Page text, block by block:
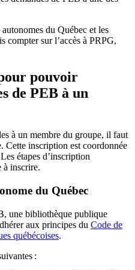
du Québec et les
sur l’accès à PRPG,
pouvoir
de PEB à un
à un membre du groupe, il faut
Cette inscription est coordonnée
étapes d’inscription
à inscrire.
du Québec
une bibliothèque publique
aux principes du Code de
québécoises.
: